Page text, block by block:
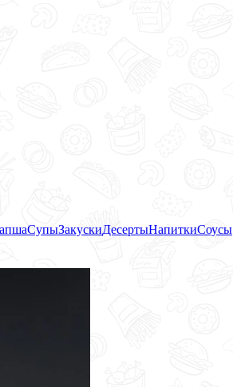
СупыЗакускиДесертыНапиткиСоусы